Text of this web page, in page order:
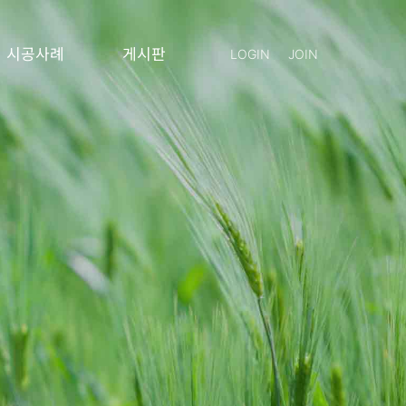
시공사례 게시판 JOIN
LOGIN